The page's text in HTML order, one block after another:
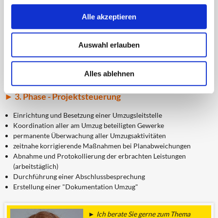
Alle akzeptieren
Auswahl erlauben
Alles ablehnen
Fortschreibung des Rahmenterminplanes
Schnittstellenkoordination und
Terminüberwachung/Detailabstimmung mit allen beteiligten
Grobterminplanung der Umzugsphasen/Abstimmung mit dem
Auftraggeber/Feinterminplanung
Umzugsbeauftragte und Mitarbeiter
► 3. Phase - Projektsteuerung
Einrichtung und Besetzung einer Umzugsleitstelle
Koordination aller am Umzug beteiligten Gewerke
permanente Überwachung aller Umzugsaktivitäten
zeitnahe korrigierende Maßnahmen bei Planabweichungen
Abnahme und Protokollierung der erbrachten Leistungen
(arbeitstäglich)
Durchführung einer Abschlussbesprechung
Erstellung einer "Dokumentation Umzug"
► Ich berate Sie gerne zum Thema